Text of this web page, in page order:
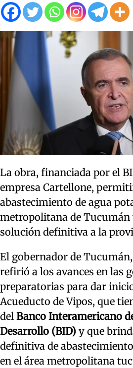
La obra, financiada por el
empresa Cartellone,
abastecimiento de agua
metropolitana de Tucumán
solución definitiva a la
El gobernador de Tucumán,
refirió a los avances en las
preparatorias para dar
Acueducto de Vipos, que
del Banco Interamericano
Desarrollo (BID) y que
definitiva de
en el área metropolitana